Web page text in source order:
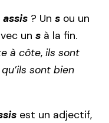
assis ? Un s ou un
un s à la fin.
à côte, ils sont
sont bien
est un adjectif,